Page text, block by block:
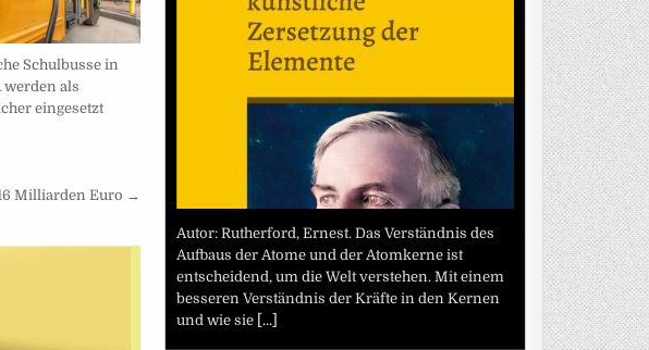
Schulbusse in
werden als
eingesetzt
Milliarden Euro →
Autor: Rutherford, Ernest. Das Verständnis des
Aufbaus der Atome und der Atomkerne ist
entscheidend, um die Welt verstehen. Mit einem
besseren Verständnis der Kräfte in den Kernen
und wie sie [...]